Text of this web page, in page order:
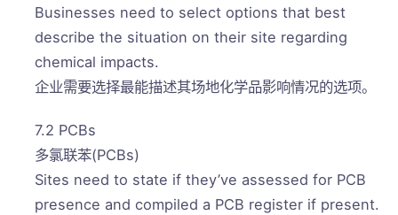
Businesses need to select options that best
describe the situation on their site regarding
chemical impacts.
企业需要选择最能描述其场地化学品影响情况的选项。
7.2 PCBs
多氯联苯(PCBs)
Sites need to state if they’ve assessed for PCB
presence and compiled a PCB register if present.